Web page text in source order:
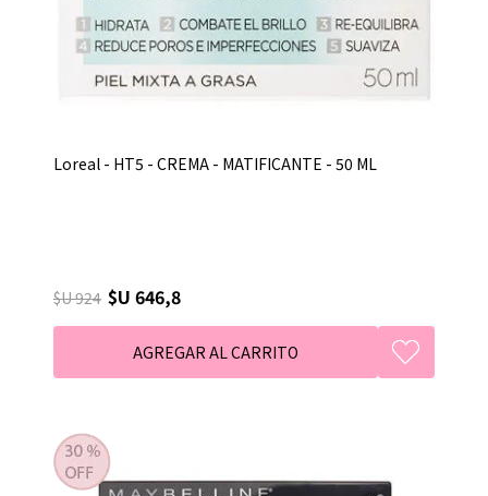
Loreal - HT5 - CREMA - MATIFICANTE - 50 ML
$U 924 $U 646,8